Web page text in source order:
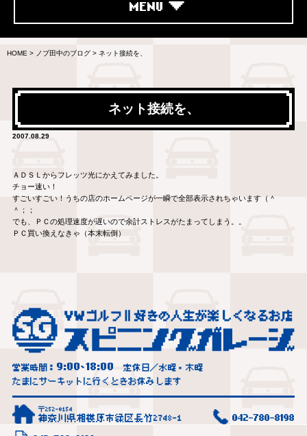
MENU
HOME > ノブ田中のブログ > ネット接続を、
ネット接続を、
2007.08.29
ＡＤＳＬからフレッツ光にかえてみました。
チョー速い！
すごいすごい！うちの店のホームページが一瞬で全部表示されちゃいます（＾
＾；；
でも、ＰＣの処理速度が遅いので余計ストレスがたまってしまう。。
ＰＣ買い換えなきゃ（本末転倒）
営業時間： 9:00~18:00
定休日／水曜・木曜
たまにサーキットに行くときお休みします
〒252-0154
神奈川県相模原市緑区長竹2748-1 042-780-8198